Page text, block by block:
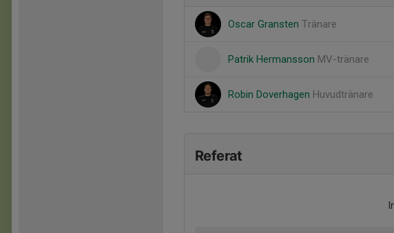
Oscar Gransten Tränare
Patrik Hermansson MV-tränare
Robin Doverhagen Huvudtränare
Referat